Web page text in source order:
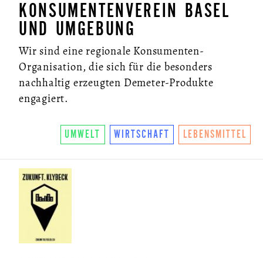
KONSUMENTENVEREIN BASEL
UND UMGEBUNG
Wir sind eine regionale Konsumenten-
Organisation, die sich für die besonders
nachhaltig erzeugten Demeter-Produkte
engagiert.
UMWELT WIRTSCHAFT LEBENSMITTEL